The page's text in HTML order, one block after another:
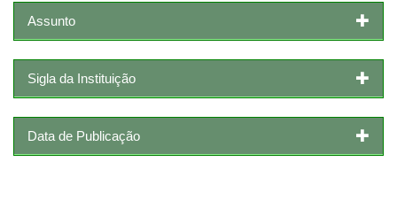
Assunto
Sigla da Instituição
Data de Publicação